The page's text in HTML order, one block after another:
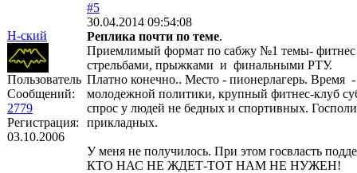
Н-ский
Пользователь
Сообщений:
2779
Регистрация:
03.10.2006
#5
30.04.2014 09:54:08
Реплика почти по теме.
Приемлимый формат по сабжу №1 темы-
стрельбами, прыжками и финальными РТУ.
Платно конечно.. Место - пионерлагерь. Время
молодежной политики, крупный фитнес-клуб
спрос у людей не бедных и спортивных.
прикладных.
У меня не получилось. При этом госвласть
КТО НАС НЕ ЖДЕТ-ТОТ НАМ НЕ НУЖЕН!